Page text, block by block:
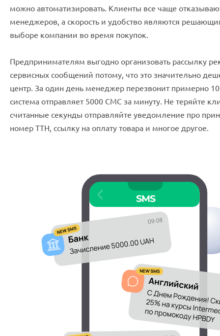
можно автоматизировать. Клиенты все чаще
менеджеров, а скорость и удобство являются
выборе компании во время покупок.
Предпринимателям выгодно организовать рассылку
сервисных сообщений потому, что это значительно
центр. За один день менеджер перезвонит примерно
система отправляет 5000 СМС за минуту. Не теряйте
считанные секунды отправляйте уведомление про
номер ТТН, ссылку на оплату товара и многое другое.